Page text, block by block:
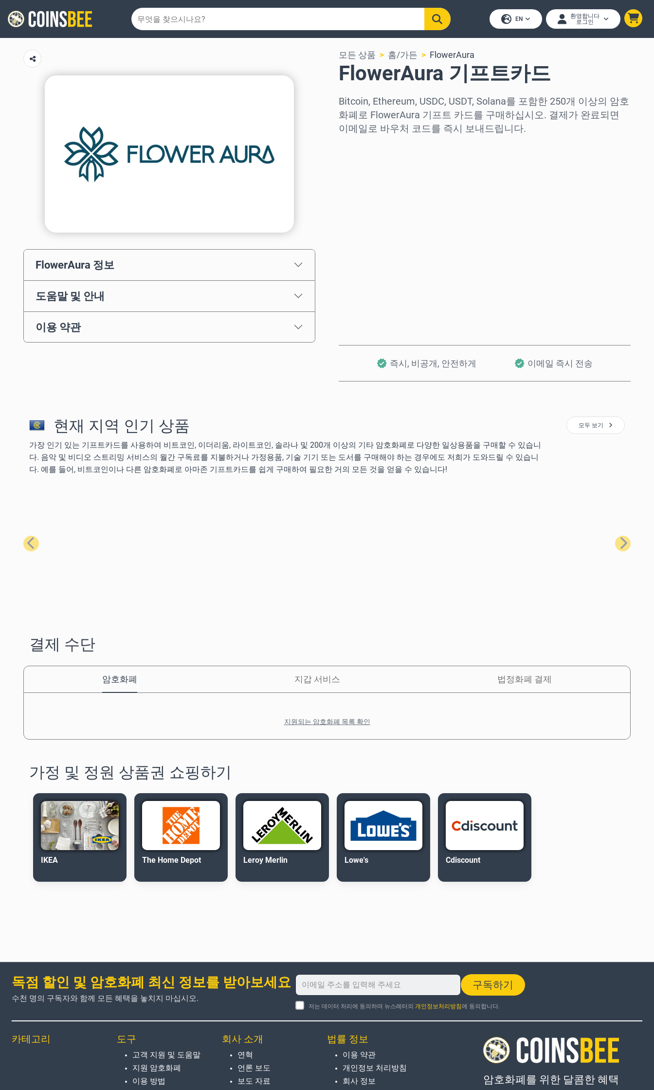
EN
환영합니다
로그인
FlowerAura 정보
도움말 및 안내
이용 약관
모든 상품 홈/가든 FlowerAura
FlowerAura 기프트카드
Bitcoin, Ethereum, USDC, USDT, Solana를 포함한 250개 이상의 암호
화폐로 FlowerAura 기프트 카드를 구매하십시오. 결제가 완료되면
이메일로 바우처 코드를 즉시 보내드립니다.
즉시, 비공개, 안전하게 이메일 즉시 전송
현재 지역 인기 상품
가장 인기 있는 기프트카드를 사용하여 비트코인, 이더리움, 라이트코인, 솔라나 및 200개 이상의 기타 암호화폐로 다양한 일상용품을 구매할 수 있습니
다. 음악 및 비디오 스트리밍 서비스의 월간 구독료를 지불하거나 가정용품, 기술 기기 또는 도서를 구매해야 하는 경우에도 저희가 도와드릴 수 있습니
다. 예를 들어, 비트코인이나 다른 암호화폐로 아마존 기프트카드를 쉽게 구매하여 필요한 거의 모든 것을 얻을 수 있습니다!
모두 보기
이전 다음
결제 수단
암호화폐 지갑 서비스 법정화폐 결제
지원되는 암호화폐 목록 확인
가정 및 정원 상품권 쇼핑하기
IKEA The Home Depot Leroy Merlin Lowe's Cdiscount
독점 할인 및 암호화폐 최신 정보를 받아보세요
수천 명의 구독자와 함께 모든 혜택을 놓치지 마십시오.
구독하기
저는 데이터 처리에 동의하며 뉴스레터의 개인정보처리방침에 동의합니다.
카테고리 도구
고객 지원 및 도움말
지원 암호화폐
이용 방법
회사 소개
연혁
언론 보도
보도 자료
법률 정보
이용 약관
개인정보 처리방침
회사 정보
암호화폐를 위한 달콤한 혜택